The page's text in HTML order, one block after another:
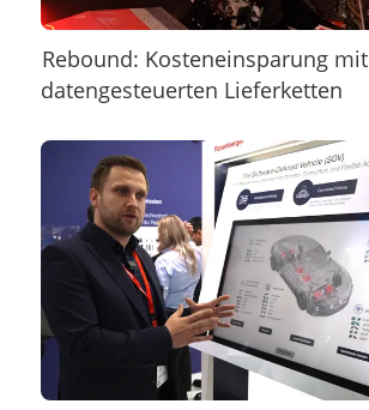
Rebound: Kosteneinsparung mit
datengesteuerten Lieferketten